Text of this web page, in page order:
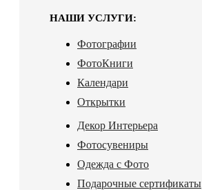
НАШИ УСЛУГИ:
Фотографии
ФотоКниги
Календари
Открытки
Декор Интерьера
Фотосувениры
Одежда с Фото
Подарочные сертификаты